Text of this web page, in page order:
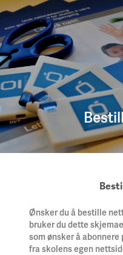
Ønsker du å bestille
bruker du dette
som ønsker å
fra skolens egen